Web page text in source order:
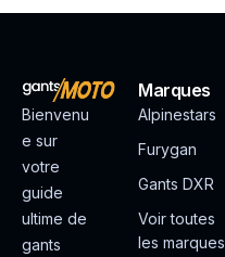
Bienvenu
e sur
votre
guide
ultime de
gants
Marques
Alpinestars
Furygan
Gants DXR
Voir toutes
les marques